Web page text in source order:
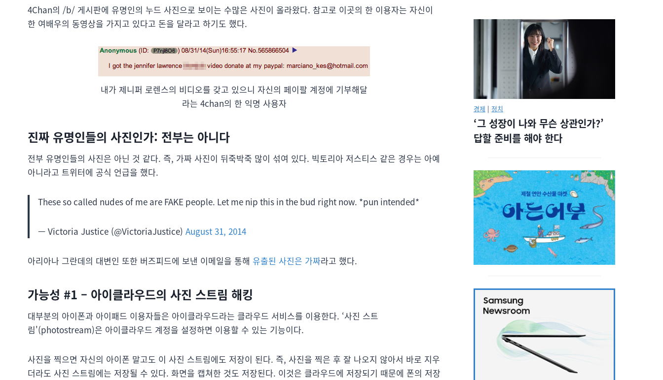
4Chan의 /b/ 게시판에 유명인의 누드 사진으로 보이는 수많은 사진이 올라왔다. 참고로 이곳의 한 이용자는 자신이
한 여배우의 동영상을 가지고 있다고 돈을 달라고 하기도 했다.
내가 제니퍼 로렌스의 비디오를 갖고 있으니 자신의 페이팔 계정에 기부해달
라는 4chan의 한 익명 사용자
진짜 유명인들의 사진인가: 전부는 아니다
전부 유명인들의 사진은 아닌 것 같다. 즉, 가짜 사진이 뒤죽박죽 많이 섞여 있다. 빅토리아 저스티스 같은 경우는 아예
아니라고 트위터에 공식 언급을 했다.
These so called nudes of me are FAKE people. Let me nip this in the bud right now. *pun intended*
— Victoria Justice (@VictoriaJustice) August 31, 2014
아리아나 그란데의 대변인 또한 버즈피드에 보낸 이메일을 통해 유출된 사진은 가짜라고 했다.
가능성 #1 – 아이클라우드의 사진 스트림 해킹
대부분의 아이폰과 아이패드 이용자들은 아이클라우드라는 클라우드 서비스를 이용한다. ‘사진 스트
림'(photostream)은 아이클라우드 계정을 설정하면 이용할 수 있는 기능이다.
사진을 찍으면 자신의 아이폰 말고도 이 사진 스트림에도 저장이 된다. 즉, 사진을 찍은 후 잘 나오지 않아서 바로 지우
더라도 사진 스트림에는 저장될 수 있다. 화면을 캡쳐한 것도 저장된다. 이것은 클라우드에 저장되기 때문에 폰의 저장
경제 | 정치
‘그 성장이 나와 무슨 상관인가?’
답할 준비를 해야 한다